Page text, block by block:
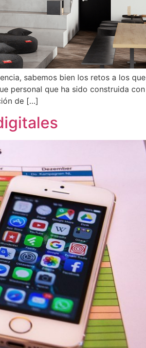
sabemos bien los retos a los que
personal que ha sido construida con
de […]